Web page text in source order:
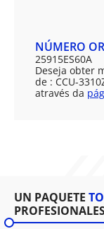
NÚMERO
25915ES60A
Deseja obter
de : CCU-
através da
UN PAQUETE